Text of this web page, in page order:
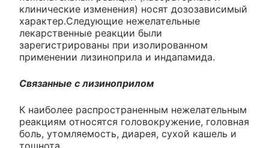
клинические изменения) носят дозозависимый
характер.Следующие нежелательные
лекарственные реакции были
зарегистрированы при изолированном
применении лизиноприла и индапамида.
Связанные с лизиноприлом
К наиболее распространенным нежелательным
реакциям относятся головокружение, головная
боль, утомляемость, диарея, сухой кашель и
тошнота.